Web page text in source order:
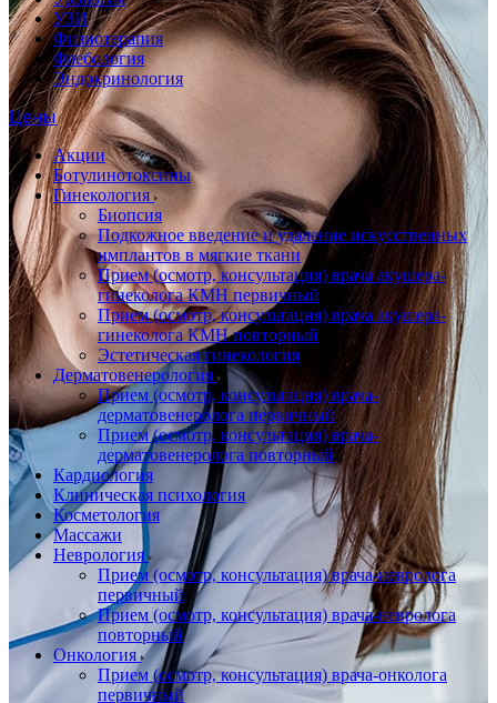
УЗИ
Физиотерапия
Флебология
Эндокринология
Цены
Акции
Ботулинотоксины
Гинекология
Биопсия
Подкожное введение и удаление искусственных
имплантов в мягкие ткани
Прием (осмотр, консультация) врача акушера-
гинеколога КМН первичный
Прием (осмотр, консультация) врача акушера-
гинеколога КМН повторный
Эстетическая гинекология
Дерматовенерология
Прием (осмотр, консультация) врача-
дерматовенеролога первичный
Прием (осмотр, консультация) врача-
дерматовенеролога повторный
Кардиология
Клиническая психология
Косметология
Массажи
Неврология
Прием (осмотр, консультация) врача-невролога
первичный
Прием (осмотр, консультация) врача-невролога
повторный
Онкология
Прием (осмотр, консультация) врача-онколога
первичный